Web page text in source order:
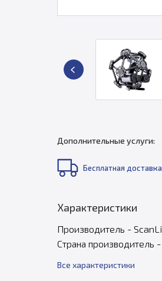
Дополнительные услуги:
Бесплатная
Характеристики
Производитель -
Страна производитель
Все характеристики